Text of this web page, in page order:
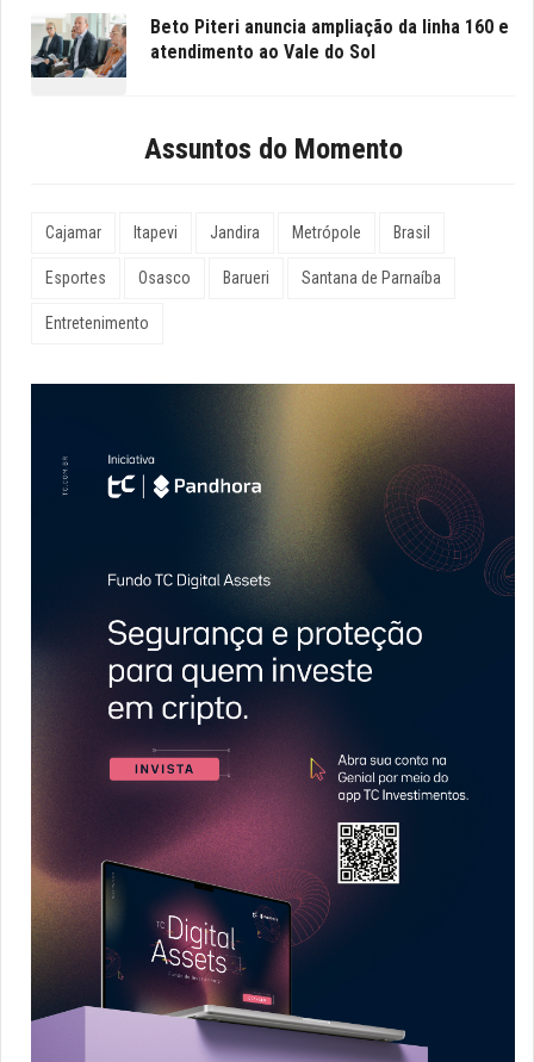
Beto Piteri anuncia ampliação da linha 160 e
atendimento ao Vale do Sol
Assuntos do Momento
Cajamar Itapevi Jandira Metrópole Brasil
Esportes Osasco Barueri Santana de Parnaíba
Entretenimento